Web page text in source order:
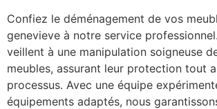
Confiez le déménagement de vos
genevieve à notre service
veillent à une manipulation soigneuse
meubles, assurant leur protection tout
processus. Avec une équipe
équipements adaptés, nous